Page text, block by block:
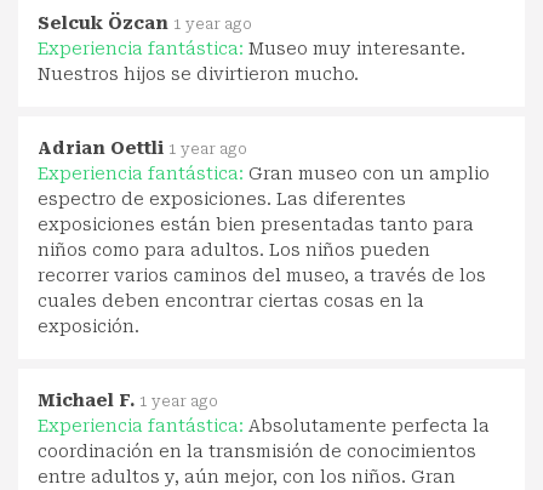
Selcuk Özcan 1 year ago
Experiencia fantástica: Museo muy interesante.
Nuestros hijos se divirtieron mucho.
Adrian Oettli 1 year ago
Experiencia fantástica: Gran museo con un amplio
espectro de exposiciones. Las diferentes
exposiciones están bien presentadas tanto para
niños como para adultos. Los niños pueden
recorrer varios caminos del museo, a través de los
cuales deben encontrar ciertas cosas en la
exposición.
Michael F. 1 year ago
Experiencia fantástica: Absolutamente perfecta la
coordinación en la transmisión de conocimientos
entre adultos y, aún mejor, con los niños. Gran